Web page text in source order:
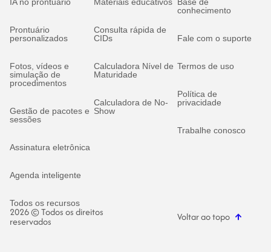
Prontuário
personalizados
Fotos, vídeos e
simulação de
procedimentos
Gestão de pacotes e
sessões
Assinatura eletrônica
Agenda inteligente
Todos os recursos
Consulta rápida de
CIDs
Calculadora Nível de
Maturidade
Calculadora de No-
Show
conhecimento
Fale com o suporte
Termos de uso
Política de
privacidade
Trabalhe conosco
2026 © Todos os direitos
reservados Voltar ao topo